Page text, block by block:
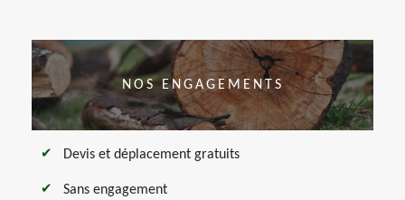
NOS ENGAGEMENTS
Devis et déplacement gratuits
Sans engagement